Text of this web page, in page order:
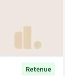
Retenue